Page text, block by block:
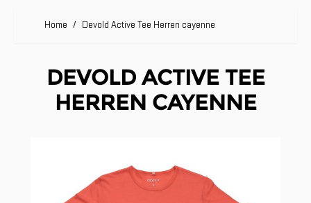
Home / Devold Active Tee Herren cayenne
DEVOLD ACTIVE TEE
HERREN CAYENNE